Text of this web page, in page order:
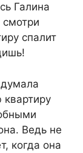
Галина
спалит
Ведь не
когда она